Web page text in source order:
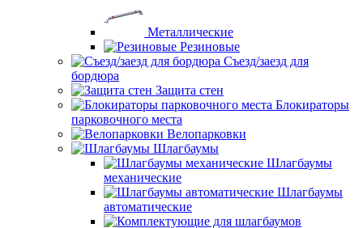
Металлические
Резиновые
Съезд/заезд для
бордюра
Защита стен
Блокираторы
парковочного места
Велопарковки
Шлагбаумы
Шлагбаумы
механические
Шлагбаумы
автоматические